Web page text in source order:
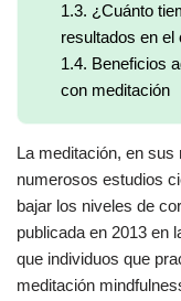
1.3. ¿Cuánto
resultados en el
1.4. Beneficios
con meditación
La meditación, en
numerosos estudios
bajar los niveles de
publicada en 2013 en
que individuos que
meditación